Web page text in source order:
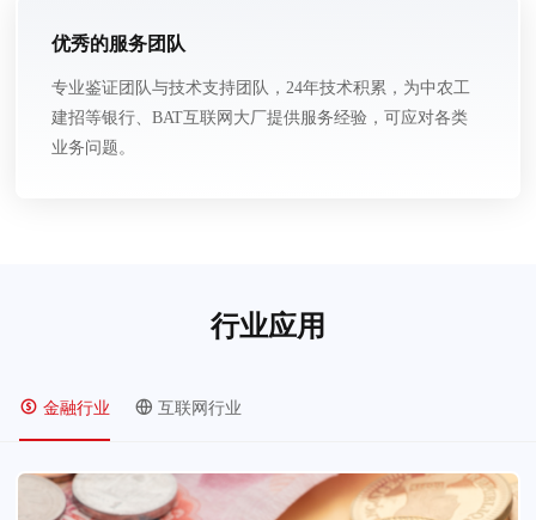
优秀的服务团队
专业鉴证团队与技术支持团队，24年技术积累，为中农工
建招等银行、BAT互联网大厂提供服务经验，可应对各类
业务问题。
行业应用
金融行业 互联网行业